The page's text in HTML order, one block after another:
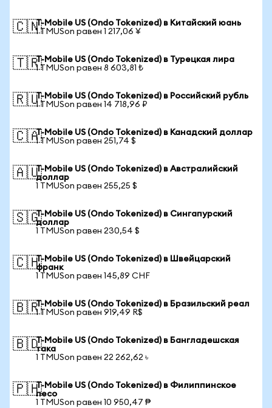
🇨🇳T-Mobile US (Ondo Tokenized) в Китайский юань
1 TMUSon равен 1 217,06 ¥
🇹🇷T-Mobile US (Ondo Tokenized) в Турецкая лира
1 TMUSon равен 8 603,81 ₺
🇷🇺T-Mobile US (Ondo Tokenized) в Российский рубль
1 TMUSon равен 14 718,96 ₽
🇨🇦T-Mobile US (Ondo Tokenized) в Канадский доллар
1 TMUSon равен 251,74 $
🇦🇺T-Mobile US (Ondo Tokenized) в Австралийский
доллар
1 TMUSon равен 255,25 $
🇸🇬T-Mobile US (Ondo Tokenized) в Сингапурский
доллар
1 TMUSon равен 230,54 $
🇨🇭T-Mobile US (Ondo Tokenized) в Швейцарский
франк
1 TMUSon равен 145,89 CHF
🇧🇷T-Mobile US (Ondo Tokenized) в Бразильский реал
1 TMUSon равен 919,49 R$
🇧🇩T-Mobile US (Ondo Tokenized) в Бангладешская
така
1 TMUSon равен 22 262,62 ৳
🇵🇭T-Mobile US (Ondo Tokenized) в Филиппинское
песо
1 TMUSon равен 10 950,47 ₱